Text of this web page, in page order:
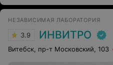
НЕЗАВИСИМАЯ ЛАБОРАТОРИЯ
3.9 ИНВИТРО
Витебск, пр-т Московский, 103